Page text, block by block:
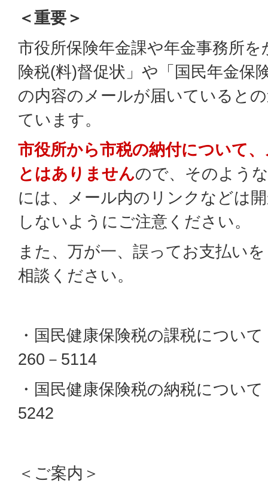
＜重要＞
市役所保険年金課や年金事務所
険税(料)督促状」や「国民年金保
の内容のメールが届いていると
ています。
市役所から市税の納付について
とはありませんので、そのよう
には、メール内のリンクなどは
しないようにご注意ください。
また、万が一、誤ってお支払い
相談ください。
・国民健康保険税の課税につい
260－5114
・国民健康保険税の納税につい
5242
＜ご案内＞